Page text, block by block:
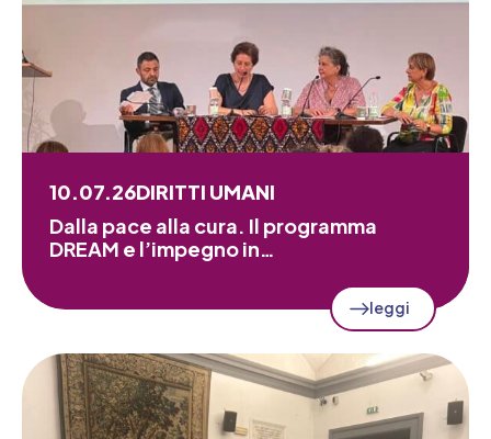
10.07.26DIRITTI UMANI
Dalla pace alla cura. Il programma
DREAM e l’impegno in…
leggi